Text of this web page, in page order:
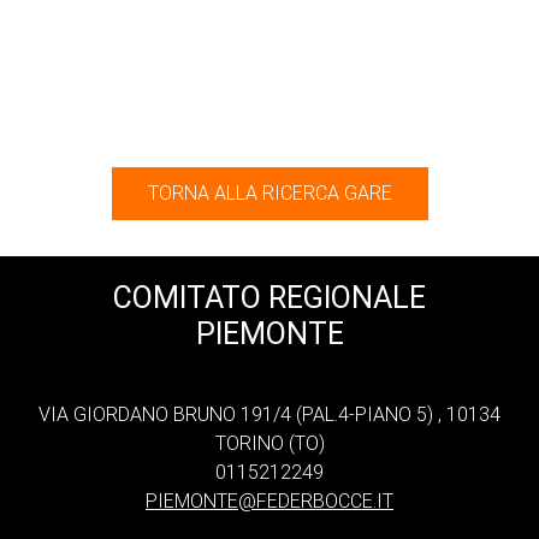
TORNA ALLA RICERCA GARE
COMITATO REGIONALE
PIEMONTE
VIA GIORDANO BRUNO 191/4 (PAL.4-PIANO 5) , 10134
TORINO (TO)
0115212249
PIEMONTE@FEDERBOCCE.IT